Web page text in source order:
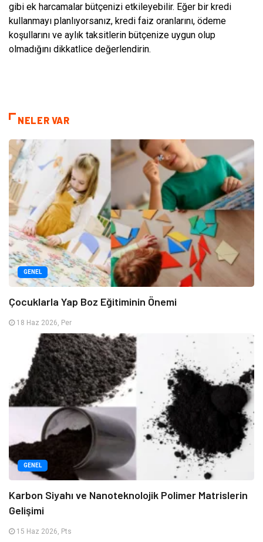
gibi ek harcamalar bütçenizi etkileyebilir. Eğer bir kredi
kullanmayı planlıyorsanız, kredi faiz oranlarını, ödeme
koşullarını ve aylık taksitlerin bütçenize uygun olup
olmadığını dikkatlice değerlendirin.
NELER VAR
GENEL
Çocuklarla Yap Boz Eğitiminin Önemi
18 Haz 2026, Per
GENEL
Karbon Siyahı ve Nanoteknolojik Polimer Matrislerin
Gelişimi
15 Haz 2026, Pts